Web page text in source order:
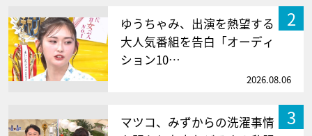
2
ゆうちゃみ、出演を熱望する
大人気番組を告白「オーディ
ション10…
2026.08.06
3
マツコ、みずからの洗濯事情